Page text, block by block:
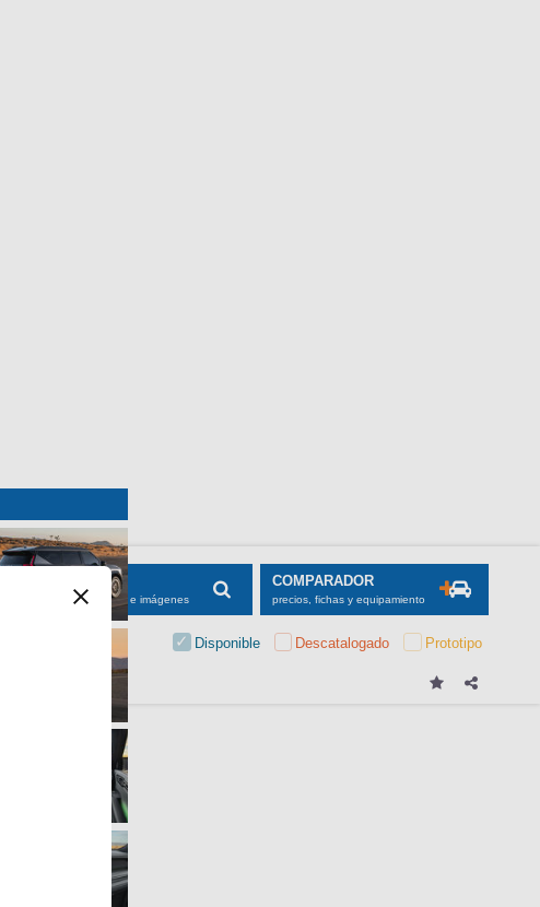
informaciones, fichas e imágenes
COMPARADOR
precios, fichas y equipamiento
Disponible Descatalogado Prototipo